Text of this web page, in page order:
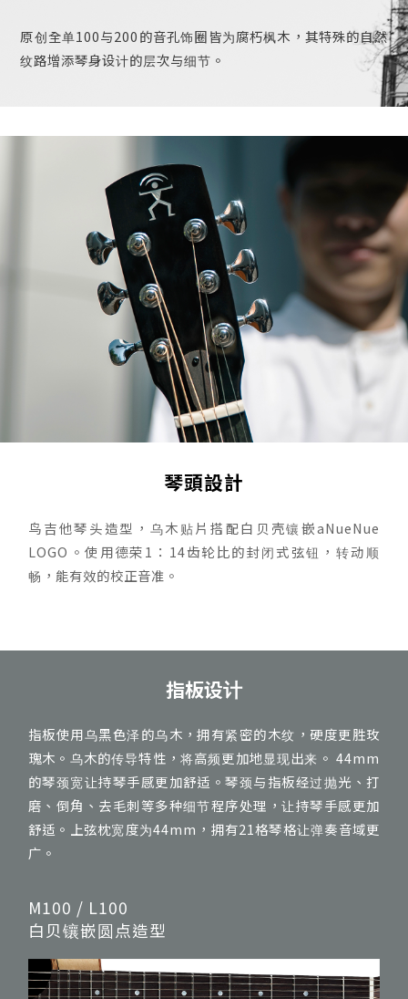
原创全单100与200的音孔饰圈皆为腐朽枫木，其特殊的自然
纹路增添琴身设计的层次与细节。
琴頭設計
鸟吉他琴头造型，乌木贴片搭配白贝壳镶嵌aNueNue
LOGO。使用德荣1：14齿轮比的封闭式弦钮，转动顺
畅，能有效的校正音准。
指板设计
指板使用乌黑色泽的乌木，拥有紧密的木纹，硬度更胜玫
瑰木。乌木的传导特性，将高频更加地显现出来。 44mm
的琴颈宽让持琴手感更加舒适。琴颈与指板经过抛光、打
磨、倒角、去毛刺等多种细节程序处理，让持琴手感更加
舒适。上弦枕宽度为44mm，拥有21格琴格让弹奏音域更
广。
M100 / L100
白贝镶嵌圆点造型